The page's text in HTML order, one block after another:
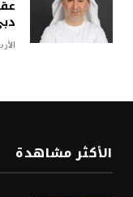
الأكثر مشاهدة